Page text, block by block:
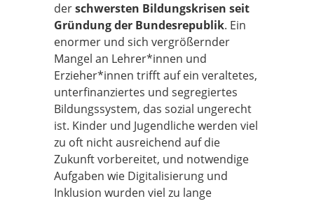
derschwersten Bildungskrisen seit
Gründung der Bundesrepublik. Ein
enormer und sich vergrößernder
Mangel an Lehrer*innen und
Erzieher*innen trifft auf ein veraltetes,
unterfinanziertes und segregiertes
Bildungssystem, das sozial ungerecht
ist. Kinder und Jugendliche werden viel
zu oft nicht ausreichend auf die
Zukunft vorbereitet, und notwendige
Aufgaben wie Digitalisierung und
Inklusion wurden viel zu lange